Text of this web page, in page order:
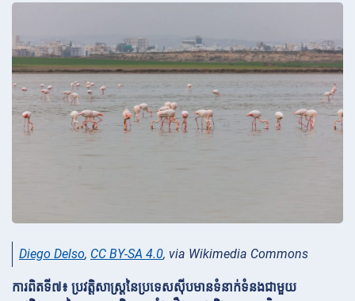
Diego Delso, CC BY-SA 4.0, via Wikimedia Commons
ការពិតទី៧៖ ប្រវត្តិសាស្ត្រនៃប្រទេសស៊ីបមានទំនាក់ទំនងជាមួយ